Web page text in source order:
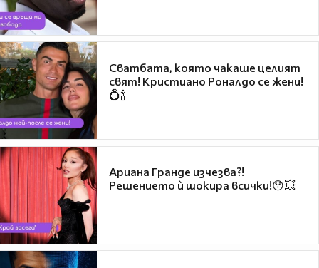
Сватбата, която чакаше целият
свят! Кристиано Роналдо се жени!
💍🍾
Ариана Гранде изчезва?!
Решението ѝ шокира всички!😯💥